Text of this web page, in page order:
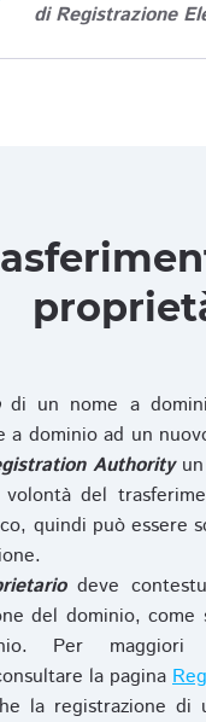
di Registrazione
di un nome a
a dominio ad un
Authorityun
del
quindi può essere
deve
del dominio, come
Per maggiori
la pagina
la registrazione di